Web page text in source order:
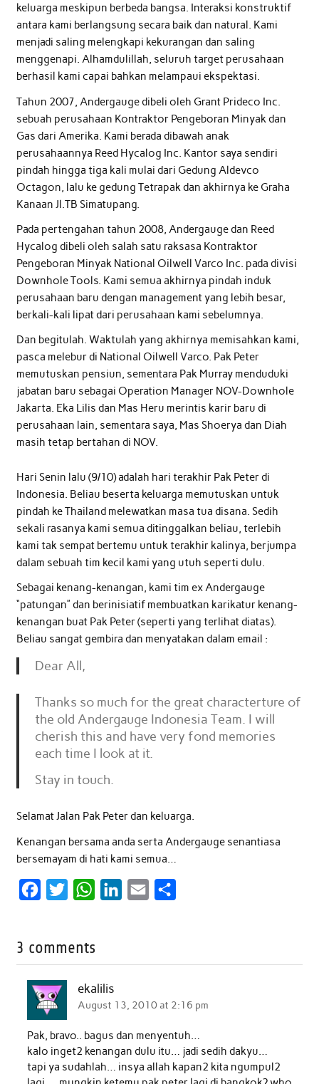
keluarga meskipun berbeda bangsa. Interaksi konstruktif
antara kami berlangsung secara baik dan natural. Kami
menjadi saling melengkapi kekurangan dan saling
menggenapi. Alhamdulillah, seluruh target perusahaan
berhasil kami capai bahkan melampaui ekspektasi.
Tahun 2007, Andergauge dibeli oleh Grant Prideco Inc.
sebuah perusahaan Kontraktor Pengeboran Minyak dan
Gas dari Amerika. Kami berada dibawah anak
perusahaannya Reed Hycalog Inc. Kantor saya sendiri
pindah hingga tiga kali mulai dari Gedung Aldevco
Octagon, lalu ke gedung Tetrapak dan akhirnya ke Graha
Kanaan Jl.TB Simatupang.
Pada pertengahan tahun 2008, Andergauge dan Reed
Hycalog dibeli oleh salah satu raksasa Kontraktor
Pengeboran Minyak National Oilwell Varco Inc. pada divisi
Downhole Tools. Kami semua akhirnya pindah induk
perusahaan baru dengan management yang lebih besar,
berkali-kali lipat dari perusahaan kami sebelumnya.
Dan begitulah. Waktulah yang akhirnya memisahkan kami,
pasca melebur di National Oilwell Varco. Pak Peter
memutuskan pensiun, sementara Pak Murray menduduki
jabatan baru sebagai Operation Manager NOV-Downhole
Jakarta. Eka Lilis dan Mas Heru merintis karir baru di
perusahaan lain, sementara saya, Mas Shoerya dan Diah
masih tetap bertahan di NOV.
Hari Senin lalu (9/10) adalah hari terakhir Pak Peter di
Indonesia. Beliau beserta keluarga memutuskan untuk
pindah ke Thailand melewatkan masa tua disana. Sedih
sekali rasanya kami semua ditinggalkan beliau, terlebih
kami tak sempat bertemu untuk terakhir kalinya, berjumpa
dalam sebuah tim kecil kami yang utuh seperti dulu.
Sebagai kenang-kenangan, kami tim ex Andergauge
“patungan” dan berinisiatif membuatkan karikatur kenang-
kenangan buat Pak Peter (seperti yang terlihat diatas).
Beliau sangat gembira dan menyatakan dalam email :
Dear All,
Thanks so much for the great characterture of
the old Andergauge Indonesia Team. I will
cherish this and have very fond memories
each time I look at it.
Stay in touch.
Selamat Jalan Pak Peter dan keluarga.
Kenangan bersama anda serta Andergauge senantiasa
bersemayam di hati kami semua…
e
o
o
k
t
W
t
A
p
n
3 comments
ekalilis
August 13, 2010 at 2:16 pm
Pak, bravo.. bagus dan menyentuh…
kalo inget2 kenangan dulu itu… jadi sedih dakyu…
tapi ya sudahlah… insya allah kapan2 kita ngumpul2